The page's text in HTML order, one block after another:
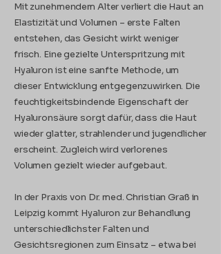
Mit zunehmendem Alter verliert die Haut an
Elastizität und Volumen – erste Falten
entstehen, das Gesicht wirkt weniger
frisch. Eine gezielte Unterspritzung mit
Hyaluron ist eine sanfte Methode, um
dieser Entwicklung entgegenzuwirken. Die
feuchtigkeitsbindende Eigenschaft der
Hyaluronsäure sorgt dafür, dass die Haut
wieder glatter, strahlender und jugendlicher
erscheint. Zugleich wird verlorenes
Volumen gezielt wieder aufgebaut.
In der Praxis von Dr. med. Christian Graß in
Leipzig kommt Hyaluron zur Behandlung
unterschiedlichster Falten und
Gesichtsregionen zum Einsatz – etwa bei